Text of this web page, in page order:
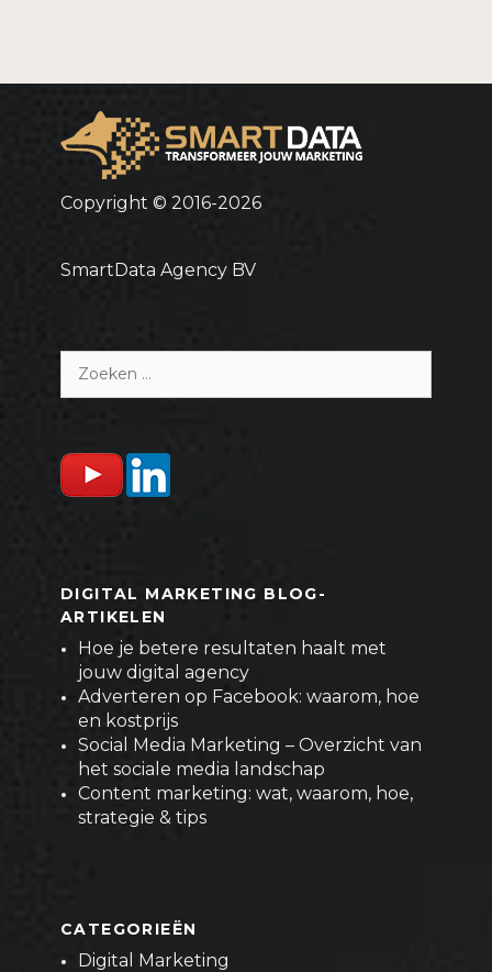
Copyright © 2016-2026
SmartData Agency BV
naar:
DIGITAL MARKETING BLOG-
ARTIKELEN
Hoe je betere resultaten haalt met
jouw digital agency
Adverteren op Facebook: waarom, hoe
en kostprijs
Social Media Marketing – Overzicht van
het sociale media landschap
Content marketing: wat, waarom, hoe,
strategie & tips
CATEGORIEËN
Digital Marketing